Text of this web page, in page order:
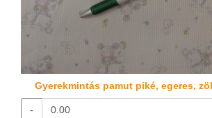
Gyerekmintás pamut piké, egeres,
-